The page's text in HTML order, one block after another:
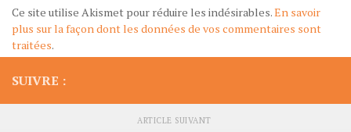
Ce site utilise Akismet pour réduire les indésirables.En savoir
plus sur la façon dont les données de vos commentaires sont
traitées.
SUIVRE :
ARTICLE SUIVANT